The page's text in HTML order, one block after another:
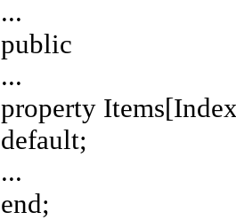
...
public
...
property
default;
...
end;